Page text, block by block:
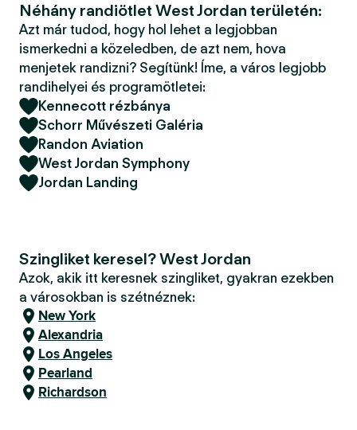
Néhány randiötlet West Jordan területén:
Azt már tudod, hogy hol lehet a legjobban
ismerkedni a közeledben, de azt nem, hova
menjetek randizni? Segítünk! Íme, a város legjobb
randihelyei és programötletei:
Kennecott rézbánya
Schorr Művészeti Galéria
Randon Aviation
West Jordan Symphony
Jordan Landing
Szingliket keresel? West Jordan
Azok, akik itt keresnek szingliket, gyakran ezekben
a városokban is szétnéznek:
New York
Alexandria
Los Angeles
Pearland
Richardson